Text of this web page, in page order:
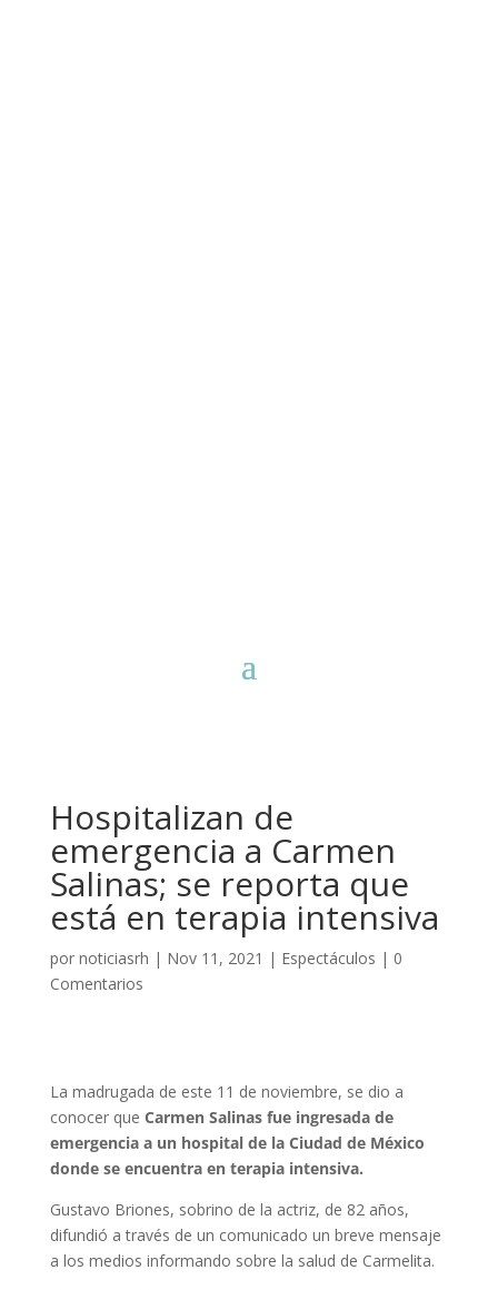
Hospitalizan de
emergencia a Carmen
Salinas; se reporta que
está en terapia intensiva
por noticiasrh | Nov 11, 2021 | Espectáculos | 0
Comentarios
La madrugada de este 11 de noviembre, se dio a
conocer que Carmen Salinas fue ingresada de
emergencia a un hospital de la Ciudad de México
donde se encuentra en terapia intensiva.
Gustavo Briones, sobrino de la actriz, de 82 años,
difundió a través de un comunicado un breve mensaje
a los medios informando sobre la salud de Carmelita.